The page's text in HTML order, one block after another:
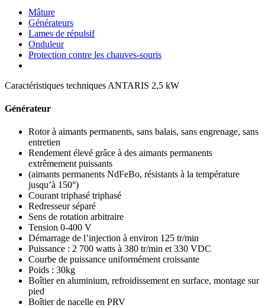
Mâture
Générateurs
Lames de répulsif
Onduleur
Protection contre les chauves-souris
Caractéristiques techniques ANTARIS 2,5 kW
Générateur
Rotor à aimants permanents, sans balais, sans engrenage, sans
entretien
Rendement élevé grâce à des aimants permanents
extrêmement puissants
(aimants permanents NdFeBo, résistants à la température
jusqu’à 150°)
Courant triphasé triphasé
Redresseur séparé
Sens de rotation arbitraire
Tension 0-400 V
Démarrage de l’injection à environ 125 tr/min
Puissance : 2 700 watts à 380 tr/min et 330 VDC
Courbe de puissance uniformément croissante
Poids : 30kg
Boîtier en aluminium, refroidissement en surface, montage sur
pied
Boîtier de nacelle en PRV